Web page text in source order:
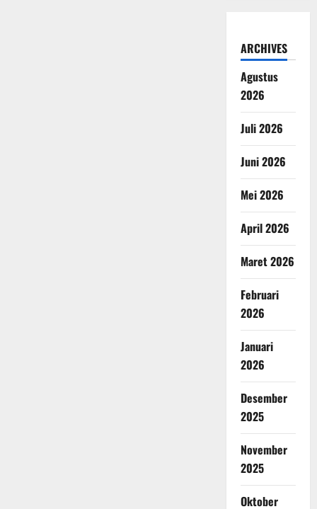
ARCHIVES
Agustus
2026
Juli 2026
Juni 2026
Mei 2026
April 2026
Maret 2026
Februari
2026
Januari
2026
Desember
2025
November
2025
Oktober